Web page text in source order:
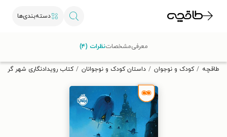
دسته‌بندی‌ها
تخفیف از طاقچه دریافت کن.
طاقچه کودک و نوجوان داستان کودک و نوجوانان کتاب رویدادنگاری شهر
معرفیمشخصاتنظرات (۴)